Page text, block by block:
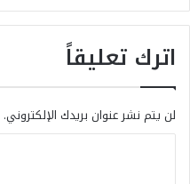
اترك تعليقاً
لن يتم نشر عنوان بريدك الإلكتروني.